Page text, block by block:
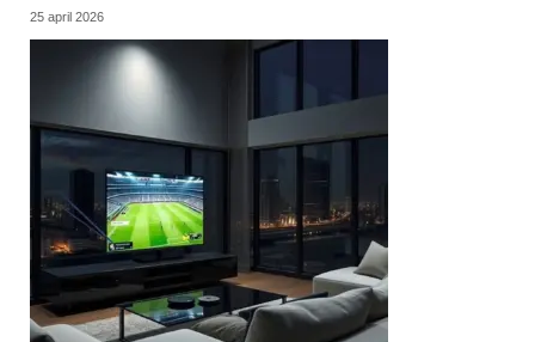
25 april 2026